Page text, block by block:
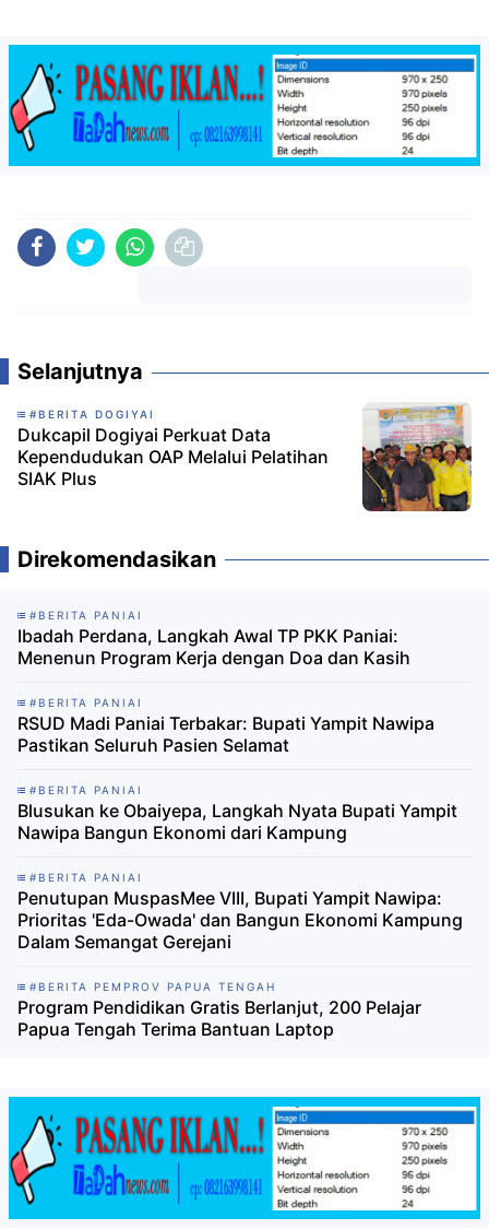
Selanjutnya
#BERITA DOGIYAI
Dukcapil Dogiyai Perkuat Data
Kependudukan OAP Melalui Pelatihan
SIAK Plus
Direkomendasikan
#BERITA PANIAI
Ibadah Perdana, Langkah Awal TP PKK Paniai:
Menenun Program Kerja dengan Doa dan Kasih
#BERITA PANIAI
RSUD Madi Paniai Terbakar: Bupati Yampit Nawipa
Pastikan Seluruh Pasien Selamat
#BERITA PANIAI
Blusukan ke Obaiyepa, Langkah Nyata Bupati Yampit
Nawipa Bangun Ekonomi dari Kampung
#BERITA PANIAI
Penutupan MuspasMee VIII, Bupati Yampit Nawipa:
Prioritas 'Eda-Owada' dan Bangun Ekonomi Kampung
Dalam Semangat Gerejani
#BERITA PEMPROV PAPUA TENGAH
Program Pendidikan Gratis Berlanjut, 200 Pelajar
Papua Tengah Terima Bantuan Laptop